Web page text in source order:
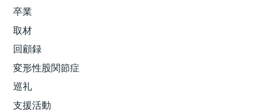
卒業
取材
回顧録
変形性股関節症
巡礼
支援活動